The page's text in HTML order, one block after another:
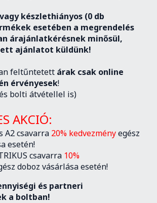
készlethiányos (0 db
esetében a megrendelés
árajánlatkérésnek minősül,
ajánlatot küldünk!
feltűntetett árak csak online
érvényesek!
bolti átvétellel is)
AKCIÓ:
csavarra 20% kedvezményegész
esetén!
csavarra 10%
doboz vásárlása esetén!
és partneri
a boltban!